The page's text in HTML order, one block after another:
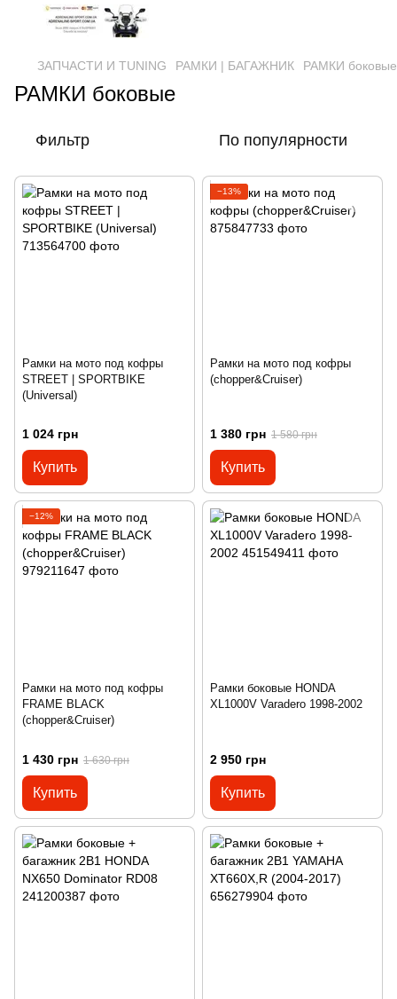
ЗАПЧАСТИ И ТUNING РАМКИ | БАГАЖНИК РАМКИ боковые
РАМКИ боковые
Фильтр По популярности
Рамки на мото под кофры
STREET | SPORTBIKE
(Universal)
1 024 грн
Купить
−13%
Рамки на мото под кофры
(chopper&Cruiser)
1 380 грн 1 580 грн
Купить
−12%
Рамки на мото под кофры
FRAME BLACK
(chopper&Cruiser)
1 430 грн 1 630 грн
Купить
Рамки боковые HONDA
XL1000V Varadero 1998-2002
2 950 грн
Купить